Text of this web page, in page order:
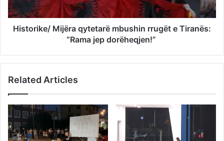
Historike/ Mijëra qytetarë mbushin rrugët e Tiranës:
“Rama jep dorëheqjen!”
Related Articles